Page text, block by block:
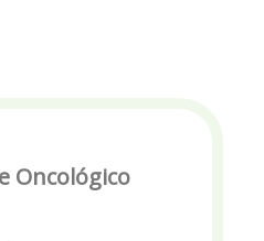
Oncológico